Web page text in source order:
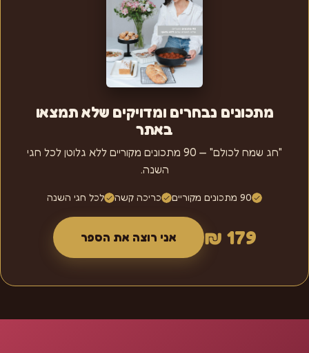
מתכונים נבחרים ומדויקים שלא תמצאו
באתר
"חג שמח לכולם" — 90 מתכונים מקוריים ללא גלוטן לכל חגי
השנה.
90 מתכונים מקוריים כריכה קשה לכל חגי השנה
179 ₪ אני רוצה את הספר